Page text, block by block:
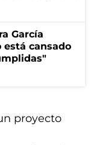
García
está cansado
proyecto